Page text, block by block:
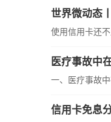
世界微动态
使用信用卡还
医疗事故中
一、医疗事故
信用卡免息